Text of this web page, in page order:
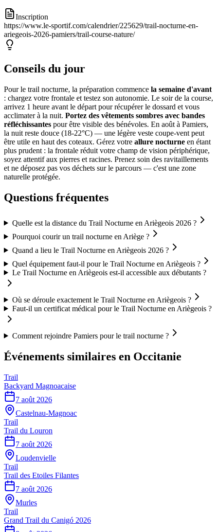
Inscription
https://www.le-sportif.com/calendrier/225629/trail-nocturne-en-
ariegeois-2026-pamiers/trail-course-nature/
Conseils du jour
Pour le trail nocturne, la préparation commence la semaine d'avant
: chargez votre frontale et testez son autonomie. Le soir de la course,
arrivez 1 heure avant le départ pour récupérer le dossard et vous
acclimater à la nuit. Portez des vêtements sombres avec bandes
réfléchissantes pour être visible des bénévoles. En août à Pamiers,
la nuit reste douce (18-22°C) — une légère veste coupe-vent peut
être utile en haut des coteaux. Gérez votre allure nocturne en étant
plus prudent : la frontale réduit votre champ de vision périphérique,
soyez attentif aux pierres et racines. Prenez soin des ravitaillements
et ne déposez pas vos déchets sur le parcours — c'est une zone
naturelle protégée.
Questions fréquentes
Quelle est la distance du Trail Nocturne en Ariègeois 2026 ?
Pourquoi courir un trail nocturne en Ariège ?
Quand a lieu le Trail Nocturne en Ariègeois 2026 ?
Quel équipement faut-il pour le Trail Nocturne en Ariègeois ?
Le Trail Nocturne en Ariègeois est-il accessible aux débutants ?
Où se déroule exactement le Trail Nocturne en Ariègeois ?
Faut-il un certificat médical pour le Trail Nocturne en Ariègeois ?
Comment rejoindre Pamiers pour le trail nocturne ?
Événements similaires en Occitanie
Trail
Backyard Magnoacaise
7 août 2026
Castelnau-Magnoac
Trail
Trail du Louron
7 août 2026
Loudenvielle
Trail
Trail des Etoiles Filantes
7 août 2026
Murles
Trail
Grand Trail du Canigó 2026